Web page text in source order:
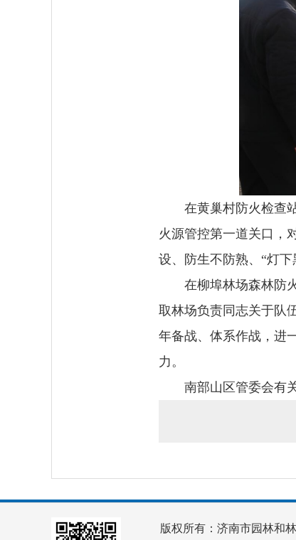
在黄巢村防火检查
火源管控第一道关口，
设、防生不防熟、“灯下
在柳埠林场森林防
取林场负责同志关于队
年备战、体系作战，进
力。
南部山区管委会有
版权所有：济南市园林和